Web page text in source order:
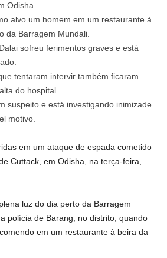
Odisha.
alvo um homem em um restaurante à
da Barragem Mundali.
sofreu ferimentos graves e está
tentaram intervir também ficaram
do hospital.
suspeito e está investigando inimizade
motivo.
em um ataque de espada cometido
Cuttack, em Odisha, na terça-feira,
luz do dia perto da Barragem
polícia de Barang, no distrito, quando
em um restaurante à beira da